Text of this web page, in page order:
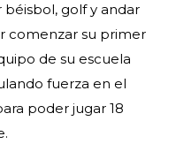
béisbol, golf y andar
comenzar su primer
de su escuela
fuerza en el
poder jugar 18